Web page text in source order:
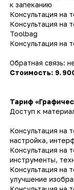
к запеканию
Консультация на
Консультация на
Toolbag
Консультация на
Обратная связь:
Стоимость: 9.
Тариф
Доступ к
Консультация на
настройка,
Консультация на
инструменты,
Консультация на
улучшение
Расчётный счёт: 40 702 810
ООО «Банк Точка», БИК: 44
503 201 001